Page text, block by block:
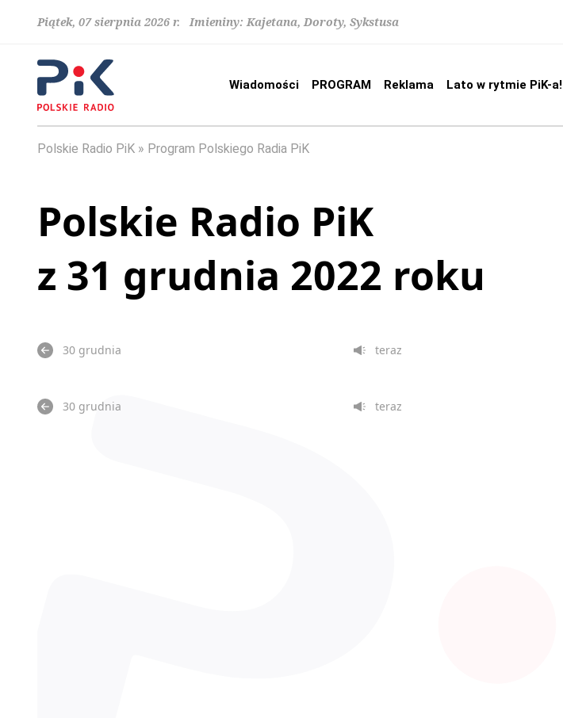
Piątek, 07 sierpnia 2026 r. Imieniny: Kajetana, Doroty, Sykstusa
Wiadomości PROGRAM Reklama Lato w rytmie PiK-a!
Polskie Radio PiK Program Polskiego Radia PiK
Polskie Radio PiK
z 31 grudnia 2022 roku
30 grudnia teraz
30 grudnia teraz